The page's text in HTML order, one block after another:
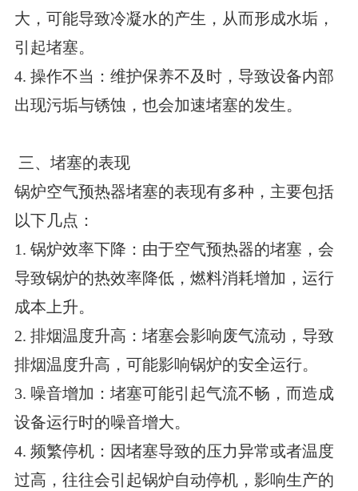
大，可能导致冷凝水的产生，从而形成水垢，
引起堵塞。
4. 操作不当：维护保养不及时，导致设备内部
出现污垢与锈蚀，也会加速堵塞的发生。
三、堵塞的表现
锅炉空气预热器堵塞的表现有多种，主要包括
以下几点：
1. 锅炉效率下降：由于空气预热器的堵塞，会
导致锅炉的热效率降低，燃料消耗增加，运行
成本上升。
2. 排烟温度升高：堵塞会影响废气流动，导致
排烟温度升高，可能影响锅炉的安全运行。
3. 噪音增加：堵塞可能引起气流不畅，而造成
设备运行时的噪音增大。
4. 频繁停机：因堵塞导致的压力异常或者温度
过高，往往会引起锅炉自动停机，影响生产的